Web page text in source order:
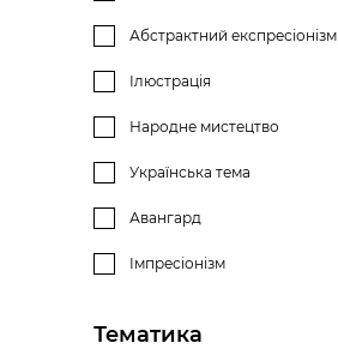
Абстрактний експресіонізм
Ілюстрація
Народне мистецтво
Українська тема
Авангард
Імпресіонізм
Тематика